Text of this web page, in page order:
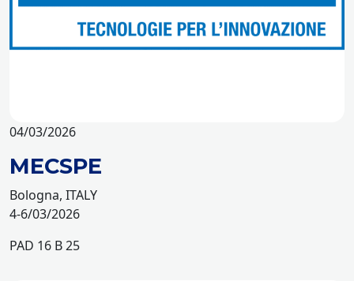
04/03/2026
MECSPE
Bologna, ITALY
4-6/03/2026
PAD 16 B 25